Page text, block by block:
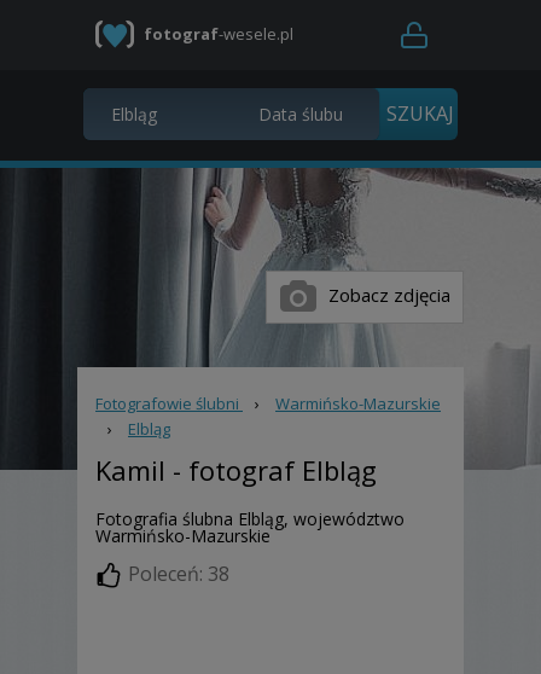
fotograf-wesele.pl
Zobacz zdjęcia
Fotografowie ślubni ›
Warmińsko-Mazurskie
›
Elbląg
Kamil - fotograf Elbląg
Fotografia ślubna Elbląg, województwo
Warmińsko-Mazurskie
Poleceń: 38